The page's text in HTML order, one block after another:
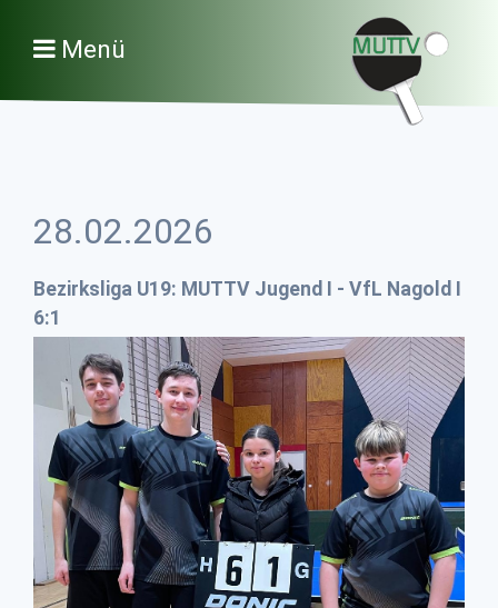
Menü
28.02.2026
Bezirksliga U19: MUTTV Jugend I - VfL Nagold I
6:1